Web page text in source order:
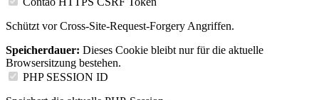
Schützt vor Cross-Site-Request-Forgery Angriffen.
Speicherdauer: Dieses Cookie bleibt nur für die aktuelle
Browsersitzung bestehen.
PHP SESSION ID